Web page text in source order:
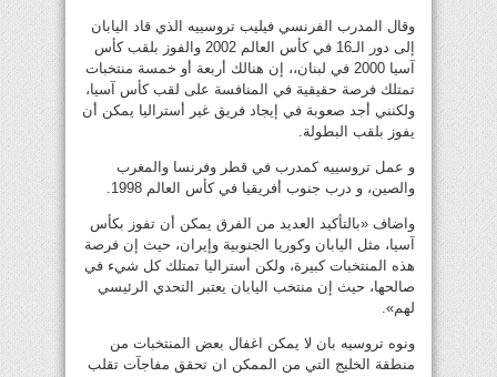
وقال المدرب الفرنسي فيليب تروسييه الذي قاد اليابان
إلى دور الـ16 في كأس العالم 2002 والفوز بلقب كأس
آسيا 2000 في لبنان،، إن هنالك أربعة أو خمسة منتخبات
تمتلك فرصة حقيقية في المنافسة على لقب كأس آسيا،
ولكنني أجد صعوبة في إيجاد فريق غير أستراليا يمكن أن
يفوز بلقب البطولة.
و عمل تروسييه كمدرب في قطر وفرنسا والمغرب
والصين، و درب جنوب أفريقيا في كأس العالم 1998.
واضاف «بالتأكيد العديد من الفرق يمكن أن تفوز بكأس
آسيا، مثل اليابان وكوريا الجنوبية وإيران، حيث إن فرصة
هذه المنتخبات كبيرة، ولكن أستراليا تمتلك كل شيء في
صالحها، حيث إن منتخب اليابان يعتبر التحدي الرئيسي
لهم».
ونوه تروسيه بان لا يمكن اغفال بعض المنتخبات من
منطقة الخليج التي من الممكن ان تحقق مفاجآت تقلب